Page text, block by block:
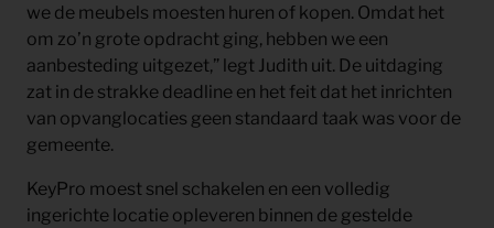
we de meubels moesten huren of kopen. Omdat het
om zo’n grote opdracht ging, hebben we een
aanbesteding uitgezet,” legt Judith uit. De uitdaging
zat in de strakke deadline en het feit dat het inrichten
van opvanglocaties geen standaard taak was voor de
gemeente.
KeyPro moest snel schakelen en een volledig
ingerichte locatie opleveren binnen de gestelde